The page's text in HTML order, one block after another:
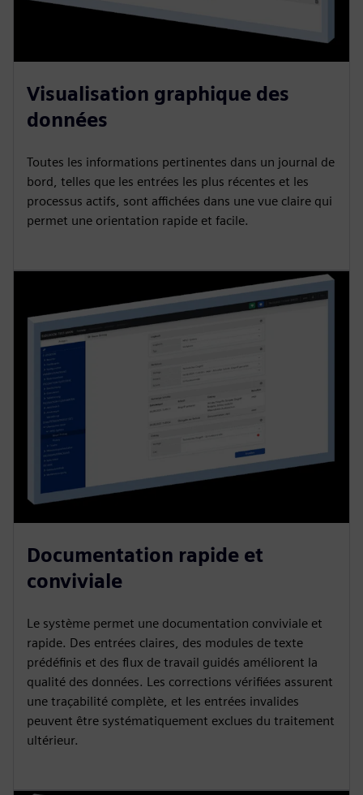
Visualisation graphique des
données
Toutes les informations pertinentes dans un journal de
bord, telles que les entrées les plus récentes et les
processus actifs, sont affichées dans une vue claire qui
permet une orientation rapide et facile.
Documentation rapide et
conviviale
Le système permet une documentation conviviale et
rapide. Des entrées claires, des modules de texte
prédéfinis et des flux de travail guidés améliorent la
qualité des données. Les corrections vérifiées assurent
une traçabilité complète, et les entrées invalides
peuvent être systématiquement exclues du traitement
ultérieur.